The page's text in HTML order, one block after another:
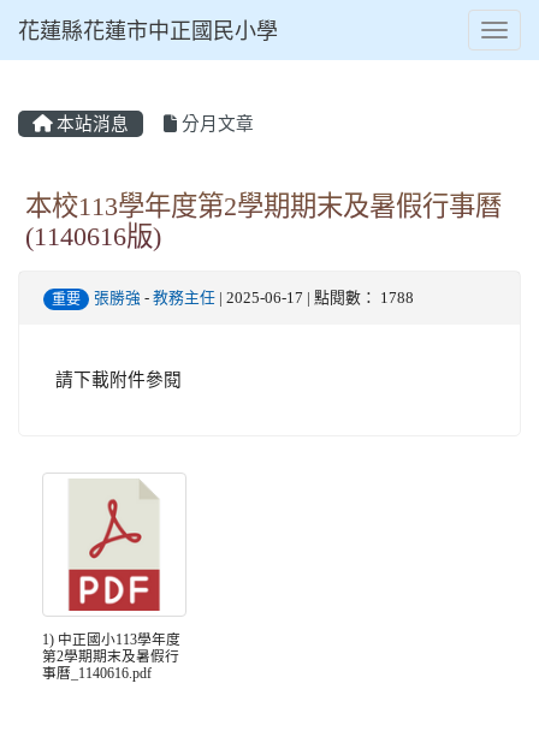
花蓮縣花蓮市中正國民小學
本站消息 分月文章
本校113學年度第2學期期末及暑假行事曆
(1140616版)
重要 張勝強 - 教務主任 | 2025-06-17 | 點閱數： 1788
請下載附件參閱
1) 中正國小113學年度
第2學期期末及暑假行
事曆_1140616.pdf